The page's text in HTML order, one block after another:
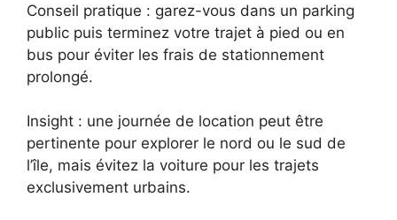
Conseil pratique : garez-vous dans un parking
public puis terminez votre trajet à pied ou en
bus pour éviter les frais de stationnement
prolongé.
Insight : une journée de location peut être
pertinente pour explorer le nord ou le sud de
l’île, mais évitez la voiture pour les trajets
exclusivement urbains.